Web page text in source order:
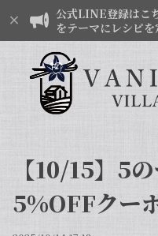
公式LINE登録はこ
をテーマにレシピを
【10/15】5
5%OFFクー